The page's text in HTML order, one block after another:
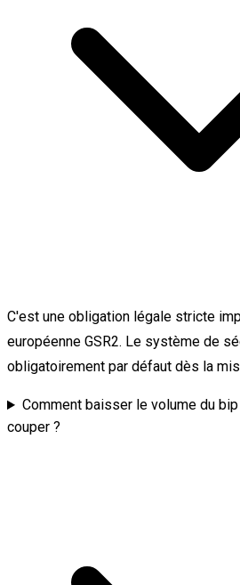
C'est une obligation légale stricte
européenne GSR2. Le système de
obligatoirement par défaut dès la
Comment baisser le volume du
couper ?